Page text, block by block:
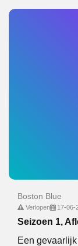
Boston Blue
Verlopen 17-06-
Seizoen 1,
Een